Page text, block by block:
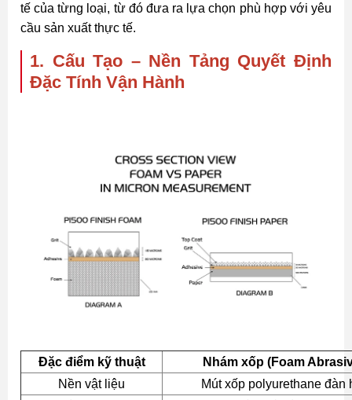
tế của từng loại, từ đó đưa ra lựa chọn phù hợp với yêu
cầu sản xuất thực tế.
1. Cấu Tạo – Nền Tảng Quyết Định
Đặc Tính Vận Hành
Đặc điểm kỹ thuật
Nhám xốp (Foam
Nền vật liệu
Mút xốp polyurethane đàn